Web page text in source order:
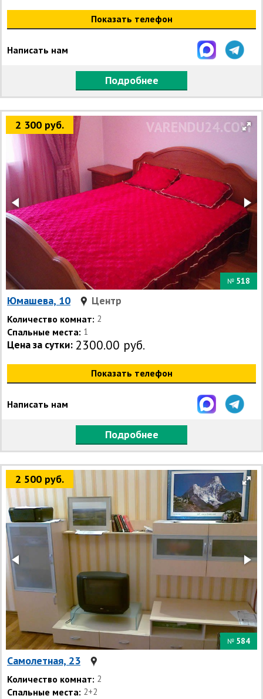
Показать телефон
Написать нам
Подробнее
2 300 руб.
№ 518
Юмашева, 10 Центр
Количество комнат: 2
Спальные места: 1
Цена за сутки: 2300.00 руб.
Показать телефон
Написать нам
Подробнее
2 500 руб.
№ 584
Самолетная, 23
Количество комнат: 2
Спальные места: 2+2